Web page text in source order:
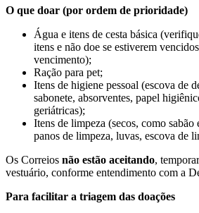
O que doar (por ordem de prioridade)
Água e itens de cesta básica
itens e não doe se estiverem
vencimento);
Ração para pet;
Itens de higiene pessoal (escova de
sabonete, absorventes, papel
geriátricas);
Itens de limpeza (secos, como sabão
panos de limpeza, luvas, escova de
Os Correios não estão aceitando,
vestuário, conforme entendimento com a
Para facilitar a triagem das doações